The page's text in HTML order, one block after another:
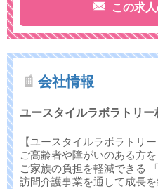
この求
会社情報
ユースタイルラボラトリー
【ユースタイルラボラトリー
ご高齢者や障がいのある方を
ご家族の負担を軽減できる
訪問介護事業を通して成長を